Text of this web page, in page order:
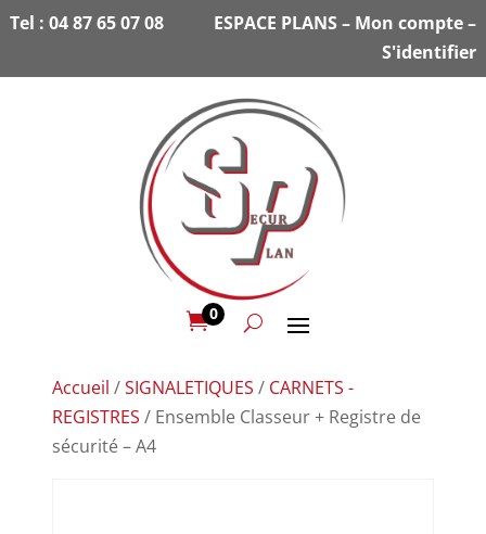
Tel : 04 87 65 07 08 ESPACE PLANS– Mon compte–
S'identifier
0
Accueil /SIGNALETIQUES / CARNETS -
REGISTRES / Ensemble Classeur + Registre de
sécurité – A4